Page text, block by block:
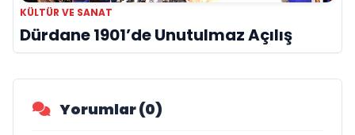
KÜLTÜR VE SANAT
Dürdane 1901’de Unutulmaz Açılış
Yorumlar (0)